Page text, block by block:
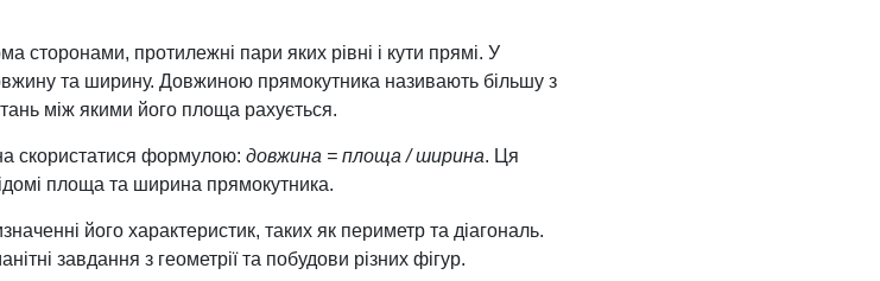
сторонами, протилежні пари яких рівні і кути прямі. У
та ширину. Довжиною прямокутника називають більшу з
між якими його площа рахується.
скористатися формулою:довжина = площа / ширина. Ця
площа та ширина прямокутника.
його характеристик, таких як периметр та діагональ.
завдання з геометрії та побудови різних фігур.